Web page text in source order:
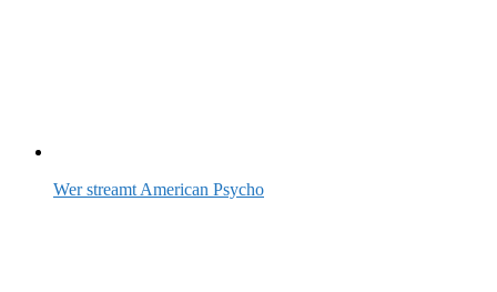
Wer streamt American Psycho